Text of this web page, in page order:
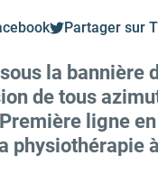
Partager sur
la bannière
de tous
Première ligne
physiothérapie